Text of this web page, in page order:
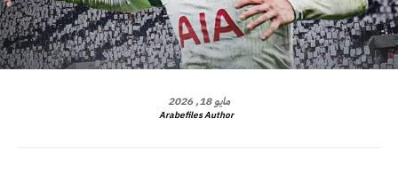
مايو 18, 2026
Arabefiles Author